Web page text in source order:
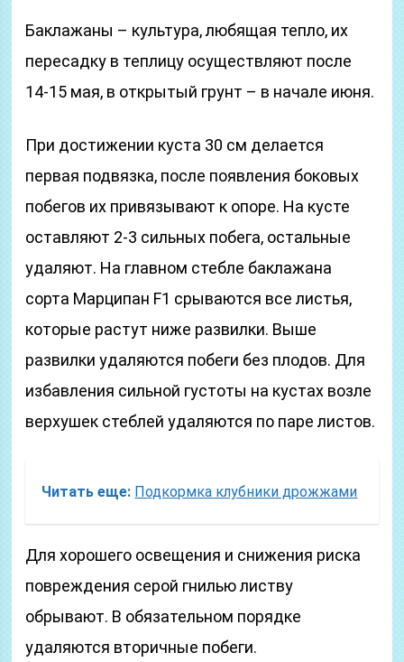
Баклажаны – культура, любящая тепло, их
пересадку в теплицу осуществляют после
14-15 мая, в открытый грунт – в начале июня.
При достижении куста 30 см делается
первая подвязка, после появления боковых
побегов их привязывают к опоре. На кусте
оставляют 2-3 сильных побега, остальные
удаляют. На главном стебле баклажана
сорта Марципан F1 срываются все листья,
которые растут ниже развилки. Выше
развилки удаляются побеги без плодов. Для
избавления сильной густоты на кустах возле
верхушек стеблей удаляются по паре листов.
Читать еще: Подкормка клубники дрожжами
Для хорошего освещения и снижения риска
повреждения серой гнилью листву
обрывают. В обязательном порядке
удаляются вторичные побеги.